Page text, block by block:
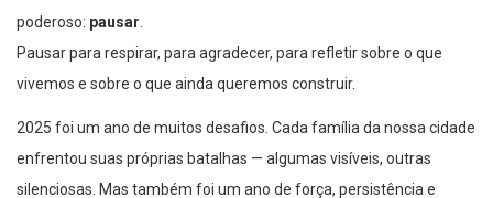
poderoso: pausar
Pausar para respirar, para agradecer, para refletir sobre o que
vivemos e sobre o que ainda queremos construir.
2025 foi um ano de muitos desafios. Cada família da nossa cidade
enfrentou suas próprias batalhas — algumas visíveis, outras
silenciosas. Mas também foi um ano de força, persistência e